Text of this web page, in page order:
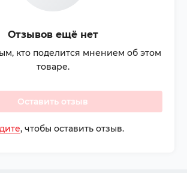
Отзывов ещё нет
кто поделится мнением об этом
товаре.
Оставить отзыв
, чтобы оставить отзыв.